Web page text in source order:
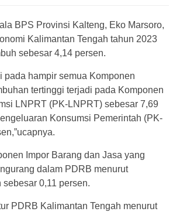
BPS Provinsi Kalteng, Eko Marsoro,
Kalimantan Tengah tahun 2023
sebesar 4,14 persen.
pada hampir semua Komponen
tertinggi terjadi pada Komponen
LNPRT (PK-LNPRT) sebesar 7,69
Konsumsi Pemerintah (PK-
Impor Barang dan Jasa yang
dalam PDRB menurut
0,11 persen.
PDRB Kalimantan Tengah menurut